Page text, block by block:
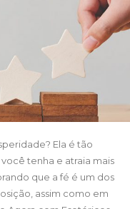
Ela é tão
tenha e atraia mais
que a fé é um dos
assim como em